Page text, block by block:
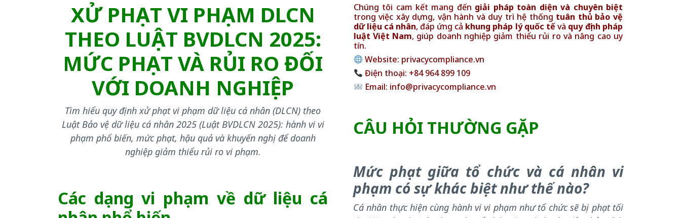
XỬ PHẠT VI PHẠM DLCN
THEO LUẬT BVDLCN 2025:
MỨC PHẠT VÀ RỦI RO ĐỐI
VỚI DOANH NGHIỆP
Tìm hiểu quy định xử phạt vi phạm dữ liệu cá nhân (DLCN) theo
Luật Bảo vệ dữ liệu cá nhân 2025 (Luật BVDLCN 2025): hành vi vi
phạm phổ biến, mức phạt, hậu quả và khuyến nghị để doanh
nghiệp giảm thiểu rủi ro vi phạm.
Các dạng vi phạm về dữ liệu cá
Chúng tôi cam kết mang đến giải pháp toàn diện và chuyên biệt
trong việc xây dựng, vận hành và duy trì hệ thống tuân thủ bảo vệ
dữ liệu cá nhân, đáp ứng cả khung pháp lý quốc tếvà quy định pháp
luật Việt Nam, giúp doanh nghiệp giảm thiểu rủi ro và nâng cao uy
tín.
Website: privacycompliance.vn
Điện thoại: +84 964 899 109
Email: info@privacycompliance.vn
CÂU HỎI THƯỜNG GẶP
Mức phạt giữa tổ chức và cá nhân vi
phạm có sự khác biệt như thế nào?
Cá nhân thực hiện cùng hành vi vi phạm như tổ chức sẽ bị phạt tối